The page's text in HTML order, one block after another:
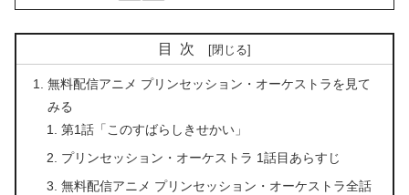
目次
無料配信アニメ プリンセッション・オーケストラを見て
みる
第1話「このすばらしきせかい」
プリンセッション・オーケストラ 1話目あらすじ
無料配信アニメ プリンセッション・オーケストラ全話